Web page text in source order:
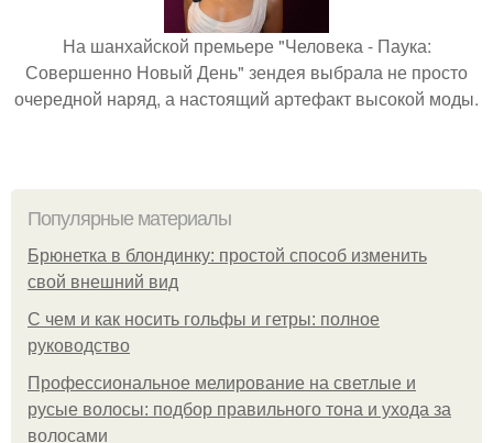
На шанхайской премьере "Человека - Паука:
Совершенно Новый День" зендея выбрала не просто
очередной наряд, а настоящий артефакт высокой моды.
Популярные материалы
Брюнетка в блондинку: простой способ изменить
свой внешний вид
С чем и как носить гольфы и гетры: полное
руководство
Профессиональное мелирование на светлые и
русые волосы: подбор правильного тона и ухода за
волосами